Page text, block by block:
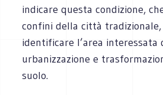
indicare questa condizione,
confini della città
identificare l’area interessata
urbanizzazione e
suolo.